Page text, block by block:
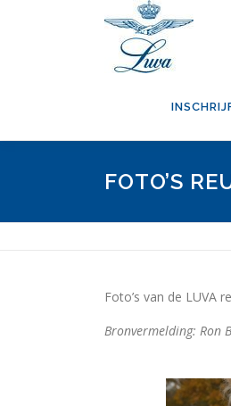
FOTO’S
Foto’s van de LUVA
Bronvermelding: Ron